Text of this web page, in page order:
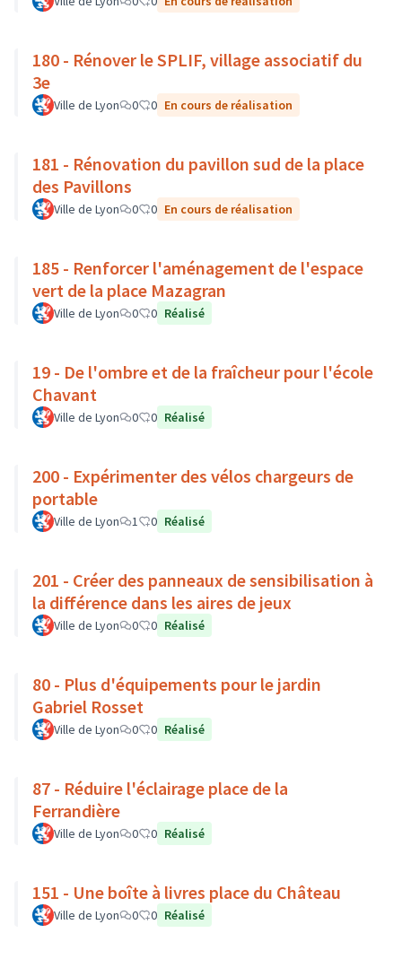
180 - Rénover le SPLIF, village associatif du
3e
Ville de Lyon 0 0 En cours de réalisation
181 - Rénovation du pavillon sud de la place
des Pavillons
Ville de Lyon 0 0 En cours de réalisation
185 - Renforcer l'aménagement de l'espace
vert de la place Mazagran
Ville de Lyon 0 0 Réalisé
19 - De l'ombre et de la fraîcheur pour l'école
Chavant
Ville de Lyon 0 0 Réalisé
200 - Expérimenter des vélos chargeurs de
portable
Ville de Lyon 1 0 Réalisé
201 - Créer des panneaux de sensibilisation à
la différence dans les aires de jeux
Ville de Lyon 0 0 Réalisé
80 - Plus d'équipements pour le jardin
Gabriel Rosset
Ville de Lyon 0 0 Réalisé
87 - Réduire l'éclairage place de la
Ferrandière
Ville de Lyon 0 0 Réalisé
151 - Une boîte à livres place du Château
Ville de Lyon 0 0 Réalisé